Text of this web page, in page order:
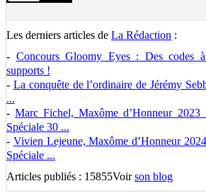
Les derniers articles de La Rédaction :
- Concours Gloomy Eyes : Des codes
supports !
- La conquête de l’ordinaire de Jérémy
...
-Marc Fichel, Maxôme d’Honneur 2023
Spéciale 30 ...
- Vivien Lejeune, Maxôme d’Honneur
Spéciale ...
Articles publiés : 15855Voirson blog